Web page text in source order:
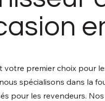
votre premier choix pour
spécialisons dans la
pour les revendeurs.